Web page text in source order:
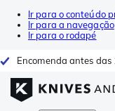
Ir para o conteúdo
Ir para a navegação
Ir para o rodapé
Encomenda antes das